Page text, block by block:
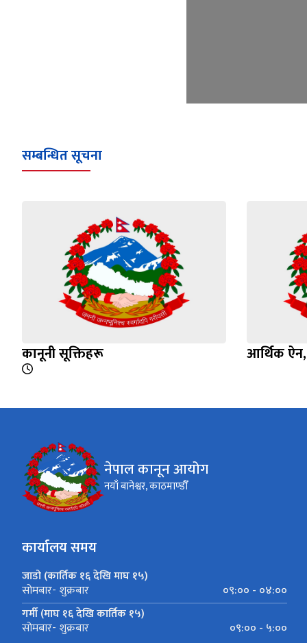
सम्बन्धित सूचना
कानूनी सूक्तिहरू आर्थिक
नेपाल कानून आयोग
नयाँ बानेश्वर, काठमाण्डौँ
कार्यालय समय
जाडो (कार्तिक १६ देखि माघ १५)
सोमबार- शुक्रबार
०९:०० - ०४:००
गर्मी (माघ १६ देखि कार्तिक १५)
सोमबार- शुक्रबार ०९:०० - ५:००